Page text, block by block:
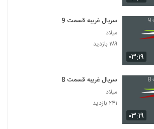
۰۳:۱۹
سریال غریبه قسمت 9
میلاد
۲۸۹ بازدید
۰۳:۱۹
سریال غریبه قسمت 8
میلاد
۲۴۱ بازدید